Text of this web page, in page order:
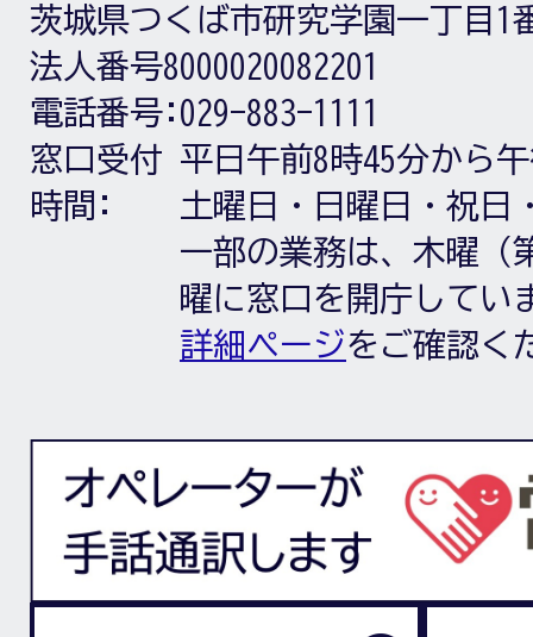
茨城県つくば市研究学園一丁目1
法人番号8000020082201
電話番号: 029-883-1111
窓口受付
時間:
平日午前8時45分から
土曜日・日曜日・祝日
一部の業務は、木曜（
曜に窓口を開庁してい
詳細ページをご確認く